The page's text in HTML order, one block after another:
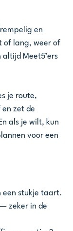
en
of lang, weer of
Meet5’ers
je route,
zet de
als je wilt, kun
voor een
een stukje taart.
zeker in de